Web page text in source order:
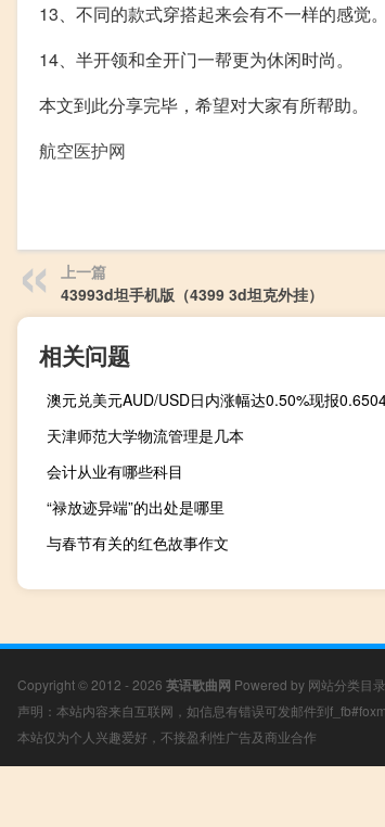
13、不同的款式穿搭起来会有不一样的感觉。
14、半开领和全开门一帮更为休闲时尚。
本文到此分享完毕，希望对大家有所帮助。
航空医护网
上一篇
43993d坦手机版（4399 3d坦克外挂）
相关问题
澳元兑美元AUD/USD日内涨幅达0.50%现报
天津师范大学物流管理是几本
会计从业有哪些科目
“禄放迹异端”的出处是哪里
与春节有关的红色故事作文
Copyright © 2012 - 2026 英语歌曲网 Powered by 网站分类目录
声明：本站内容来自互联网，如信息有错误可发邮件到
本站仅为个人兴趣爱好，不接盈利性广告及商业合作